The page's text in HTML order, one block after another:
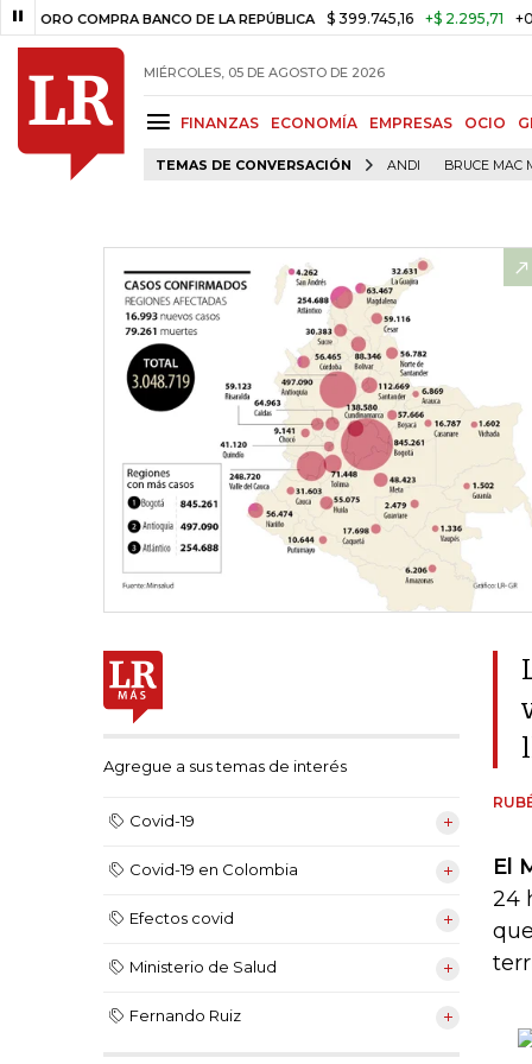
BANCO DE LA REPÚBLICA $ 399.745,16 +$ 2.295,71 +0,58%
MIÉRCOLES, 05 DE AGOSTO DE 2026
FINANZAS ECONOMÍA EMPRESAS OCIO
TEMAS DE CONVERSACIÓN ANDI BRUCE MAC
Agregue a sus temas de interés
Covid-19
Covid-19 en Colombia
Efectos covid
Ministerio de Salud
Fernando Ruiz
El
24